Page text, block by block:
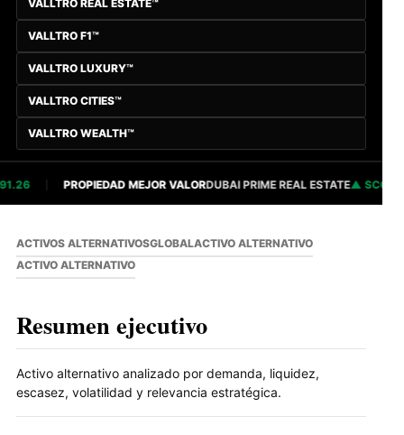
VALLTRO REAL ESTATE™
VALLTRO F1™
VALLTRO LUXURY™
VALLTRO CITIES™
VALLTRO WEALTH™
PROPIEDAD MEJOR VALORDUBAI PRIME REAL ESTATE SCORE
ACTIVOS ALTERNATIVOSGLOBALACTIVO ALTERNATIVO
ACTIVO ALTERNATIVO
Resumen ejecutivo
Activo alternativo analizado por demanda, liquidez,
escasez, volatilidad y relevancia estratégica.